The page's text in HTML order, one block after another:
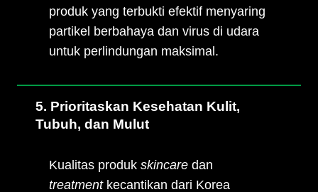
produk yang terbukti efektif menyaring
partikel berbahaya dan virus di udara
untuk perlindungan maksimal.
5. Prioritaskan Kesehatan Kulit,
Tubuh, dan Mulut
Kualitas produk skincare dan
treatmentkecantikan dari Korea